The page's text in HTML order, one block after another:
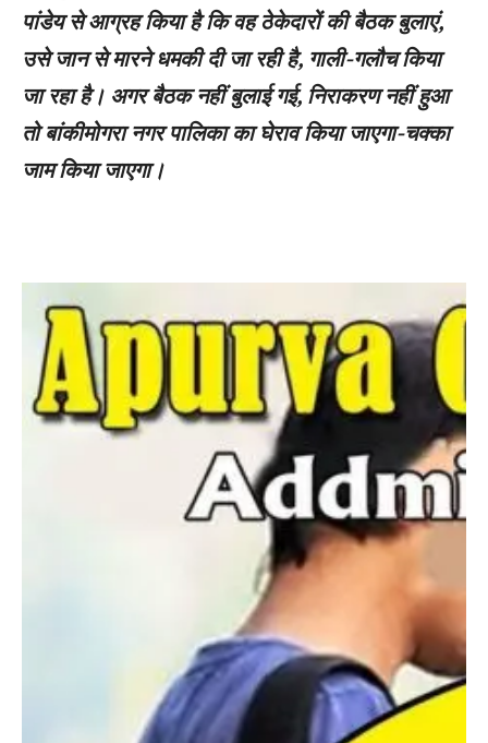
पांडेय से आग्रह किया है कि वह ठेकेदारों की बैठक बुलाएं,
उसे जान से मारने धमकी दी जा रही है, गाली-गलौच किया
जा रहा है। अगर बैठक नहीं बुलाई गई, निराकरण नहीं हुआ
तो बांकीमोगरा नगर पालिका का घेराव किया जाएगा-चक्का
जाम किया जाएगा।